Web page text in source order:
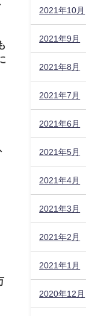
2021年10月
2021年9月
2021年8月
2021年7月
2021年6月
2021年5月
2021年4月
2021年3月
2021年2月
2021年1月
2020年12月